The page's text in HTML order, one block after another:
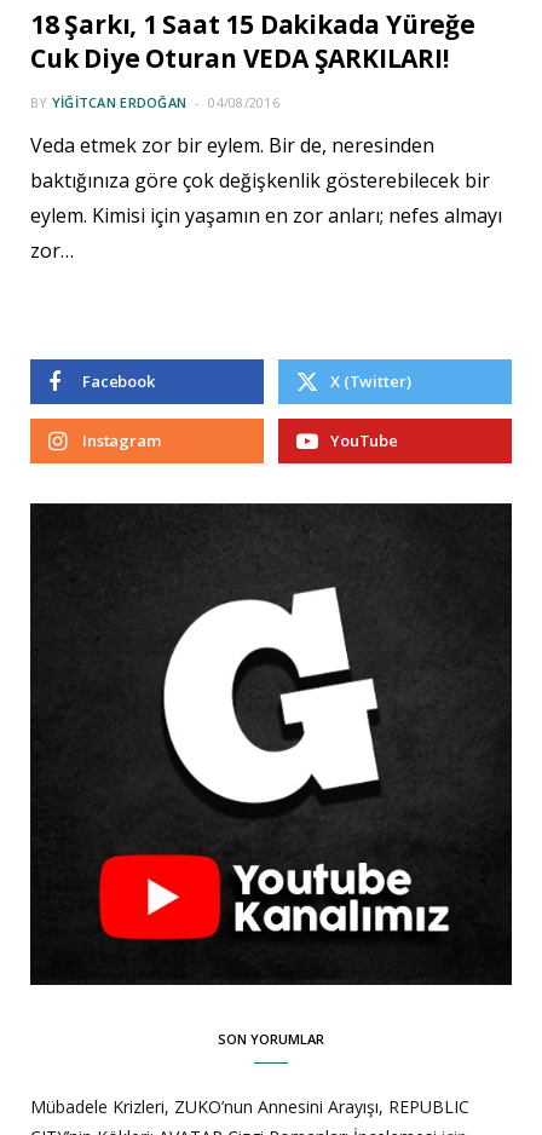
18 Şarkı, 1 Saat 15 Dakikada Yüreğe
Cuk Diye Oturan VEDA ŞARKILARI!
BY YIĞITCAN ERDOĞAN 04/08/2016
Veda etmek zor bir eylem. Bir de, neresinden
baktığınıza göre çok değişkenlik gösterebilecek bir
eylem. Kimisi için yaşamın en zor anları; nefes almayı
zor…
Facebook X (Twitter)
Instagram YouTube
SON YORUMLAR
Mübadele Krizleri, ZUKO’nun Annesini Arayışı, REPUBLIC